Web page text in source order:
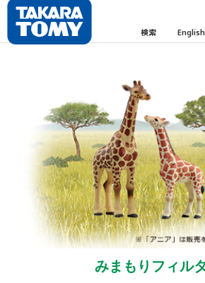
検索 English
みまもりフィル